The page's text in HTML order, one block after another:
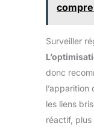
Surveiller
donc
les liens
réactif,